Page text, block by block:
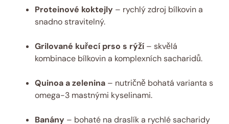
Proteinové koktejly – rychlý zdroj bílkovin a
snadno stravitelný.
Grilované kuřecí prso s rýží – skvělá
kombinace bílkovin a komplexních sacharidů.
Quinoa a zelenina – nutričně bohatá varianta s
omega-3 mastnými kyselinami.
Banány – bohaté na draslík a rychlé sacharidy